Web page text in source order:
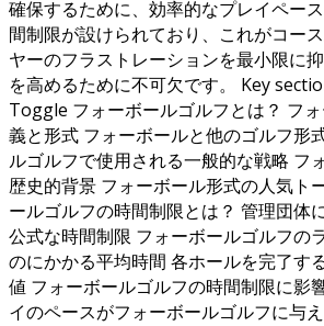
確保するために、効率的なプレイペー
間制限が設けられており、これがコー
ヤーのフラストレーションを最小限に
を高めるために不可欠です。 Key
Toggle フォーボールゴルフとは？ フ
義と形式 フォーボールと他のゴルフ形
ルゴルフで使用される一般的な戦略 フ
歴史的背景 フォーボール形式の人気ト
ールゴルフの時間制限とは？ 管理団体
公式な時間制限 フォーボールゴルフの
のにかかる平均時間 各ホールを完了す
値 フォーボールゴルフの時間制限に影
イのペースがフォーボールゴルフに与